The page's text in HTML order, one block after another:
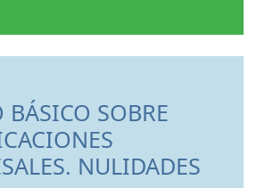
BÁSICO SOBRE
NULIDADES